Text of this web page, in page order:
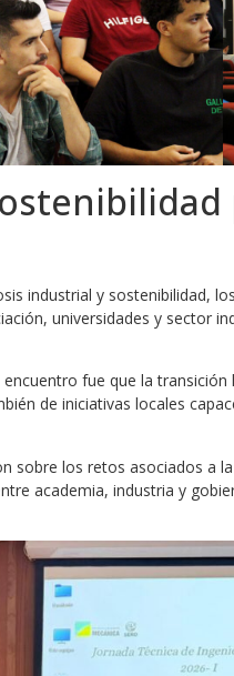
industrial y sostenibilidad,
universidades y sector
fue que la
de iniciativas locales
sobre los retos asociados a
academia, industria y